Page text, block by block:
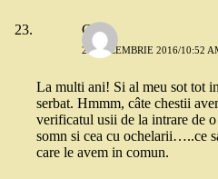
C.
29 DECEMBRIE 2016/10:52
La multi ani! Si al meu sot tot
serbat. Hmmm, câte chestii
verificatul usii de la intrare de
somn si cea cu ochelarii…..ce
care le avem in comun.